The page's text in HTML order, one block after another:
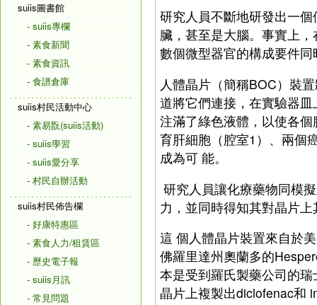
suiis圖書館
- suiis專欄
- 素食新聞
- 素食資訊
- 食譜倉庫
suiis村民活動中心
- 素易翫(suiis活動)
- suiis學習
- suiis愛分享
- 村民自辦活動
suiis村民佈告欄
- 好康特惠區
- 素食人力/租賃區
- 歷史電子報
- suiis月訊
- 常見問題
研究人員不斷地研發出一
臟，甚至是大腦。事實上
數個微型器官的構成要件
人體晶片（簡稱BOC）裝
道將它們連接，在實驗器
注滿了綠色液體，以使各
育肝細胞（腔室1）、兩個
成為可 能。
研究人員讓化療藥物同模
力，並同時得知其對晶片
這 個人體晶片裝置來自於
佛羅里達州奧蘭多的
本是受到羅氏製藥公司的
晶片上複製出diclofenac和